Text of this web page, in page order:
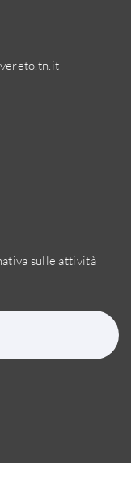
sulle attività